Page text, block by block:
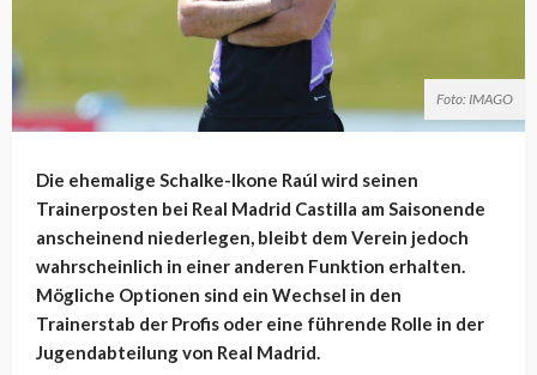
Foto: IMAGO
Die ehemalige Schalke-Ikone Raúl wird seinen
Trainerposten bei Real Madrid Castilla am Saisonende
anscheinend niederlegen, bleibt dem Verein jedoch
wahrscheinlich in einer anderen Funktion erhalten.
Mögliche Optionen sind ein Wechsel in den
Trainerstab der Profis oder eine führende Rolle in der
Jugendabteilung von Real Madrid.